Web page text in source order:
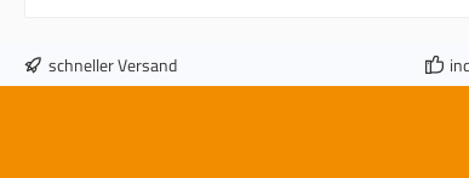
schneller Versand